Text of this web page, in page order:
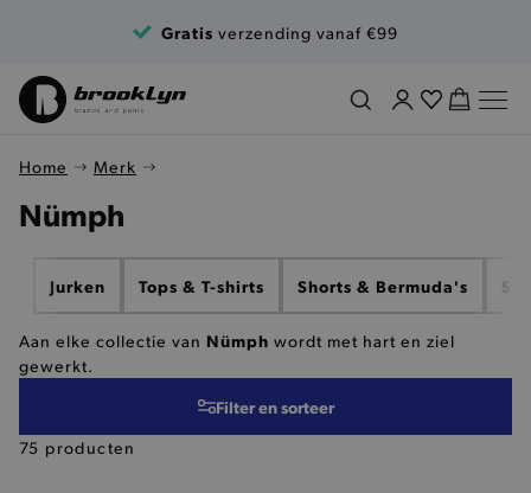
Gratis verzending vanaf €99
Home Merk
Jurken Tops & T-shirts Shorts & Bermuda's
Aan elke collectie van Nümph wordt met hart en ziel
gewerkt.
75 producten
Filter en sorteer
Nümph